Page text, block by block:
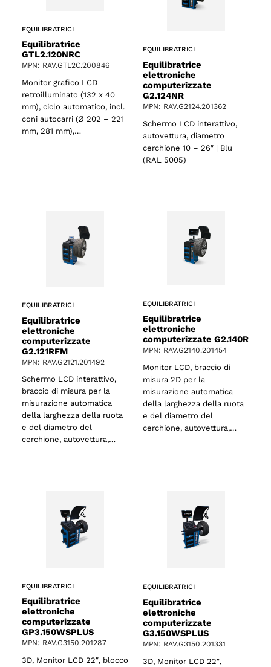
EQUILIBRATRICI
Equilibratrice
GTL2.120NRC
MPN: RAV.GTL2C.200846
Monitor grafico LCD
retroilluminato (132 x 40
mm), ciclo automatico, incl.
coni autocarri (Ø 202 – 221
mm, 281 mm),…
EQUILIBRATRICI
Equilibratrice
elettroniche
computerizzate
G2.124NR
MPN: RAV.G2124.201362
Schermo LCD interattivo,
autovettura, diametro
cerchione 10 – 26″ | Blu
(RAL 5005)
EQUILIBRATRICI
Equilibratrice
elettroniche
computerizzate
G2.121RFM
MPN: RAV.G2121.201492
Schermo LCD interattivo,
braccio di misura per la
misurazione automatica
della larghezza della ruota
e del diametro del
cerchione, autovettura,…
EQUILIBRATRICI
Equilibratrice
elettroniche
computerizzate G2.140R
MPN: RAV.G2140.201454
Monitor LCD, braccio di
misura 2D per la
misurazione automatica
della larghezza della ruota
e del diametro del
cerchione, autovettura,…
EQUILIBRATRICI
Equilibratrice
elettroniche
computerizzate
GP3.150WSPLUS
MPN: RAV.G3150.201287
3D, Monitor LCD 22″, blocco
EQUILIBRATRICI
Equilibratrice
elettroniche
computerizzate
G3.150WSPLUS
MPN: RAV.G3150.201331
3D, Monitor LCD 22″,